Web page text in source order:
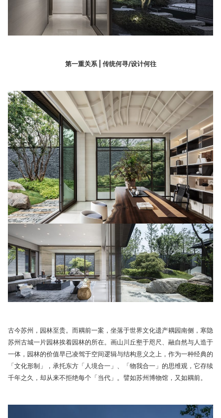
第一重关系 | 传统何寻/设计何往
古今苏州，园林至贵。而耦前一案，坐落于世界文化遗产耦园南侧，寒隐
苏州古城一片园林挨着园林的所在。画山川丘壑于咫尺、融自然与人造于
一体，园林的价值早已凌驾于空间逻辑与结构意义之上，作为一种经典的
「文化形制」，承托东方「人境合一」、「物我合一」的思维观，它存续
千年之久，却从来不拒绝每个「当代」。譬如苏州博物馆，又如耦前。